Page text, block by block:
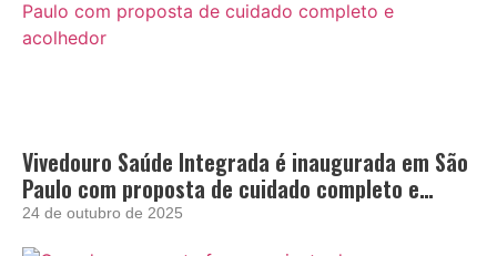
Vivedouro Saúde Integrada é inaugurada em São
Paulo com proposta de cuidado completo e
acolhedor
24 de outubro de 2025